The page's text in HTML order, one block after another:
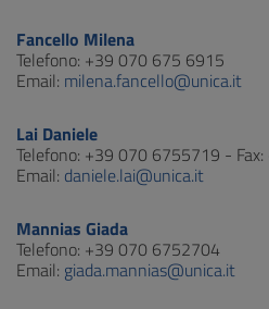
Fancello Milena
Telefono: +39 070 675 6915
Email: milena.fancello@unica.it
Lai Daniele
Telefono: +39 070 6755719 -
Email: daniele.lai@unica.it
Mannias Giada
Telefono: +39 070 6752704
Email: giada.mannias@unica.it